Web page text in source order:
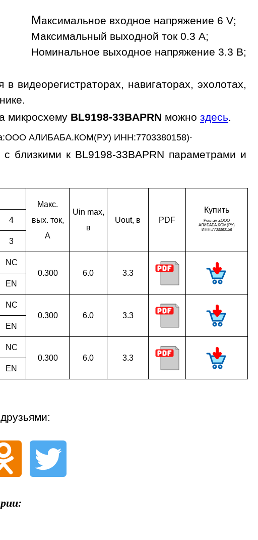
Максимальное входное напряжение 6 V;
Максимальный выходной ток 0.3 A;
Номинальное выходное напряжение 3.3 В;
видеорегистраторах, навигаторах, эхолотах,
микросхему BL9198-33BAPRN можно здесь.
АЛИБАБА.КОМ(РУ) ИНН:7703380158).
близкими к BL9198-33BAPRN параметрами и
Макс.
вых. ток,
A
Uin max,
в
Uout, в PDF
Ку­пить
4
3
NC
0.300
6.0
3.3
EN
NC
0.300
6.0
3.3
EN
NC
0.300
6.0
3.3
EN